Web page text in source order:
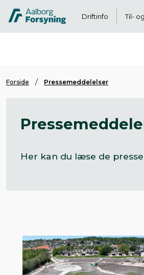
Driftinfo Til-
Forside Pressemeddelelser
Her kan du læse de